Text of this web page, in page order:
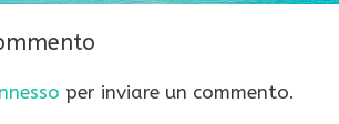
per inviare un commento.